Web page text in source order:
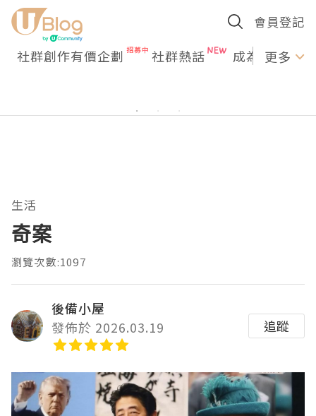
會員登記
社群創作有價企劃 社群熱話 成為U更多
生活
奇案
瀏覽次數:1097
後備小屋
發佈於 2026.03.19
追蹤